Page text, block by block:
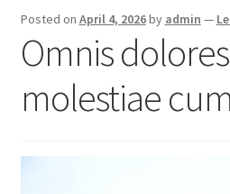
Checkout
My account
Sample Page
Shop
Posted on April 4, 2026by admin —
Omnis
molestiae